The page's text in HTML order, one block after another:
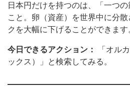
日本円だけを持つのは、「一つの
こと。卵（資産）を世界中に分
クを大幅に下げることができます
今日できるアクション：
「オル
ックス）」と検索してみる。